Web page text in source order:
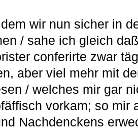
wir nun sicher in
/ sahe ich gleich
conferirte zwar
aber viel mehr mit
/ welches mir gar
vorkam; so mir
Nachdenckens